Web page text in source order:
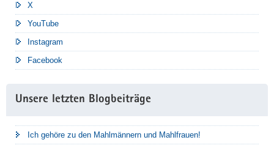
X
YouTube
Instagram
Facebook
Unsere letzten Blogbeiträge
Ich gehöre zu den Mahlmännern und Mahlfrauen!